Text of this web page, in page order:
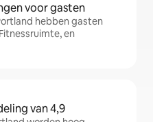
voor gasten
hebben gasten
en
van 4,9